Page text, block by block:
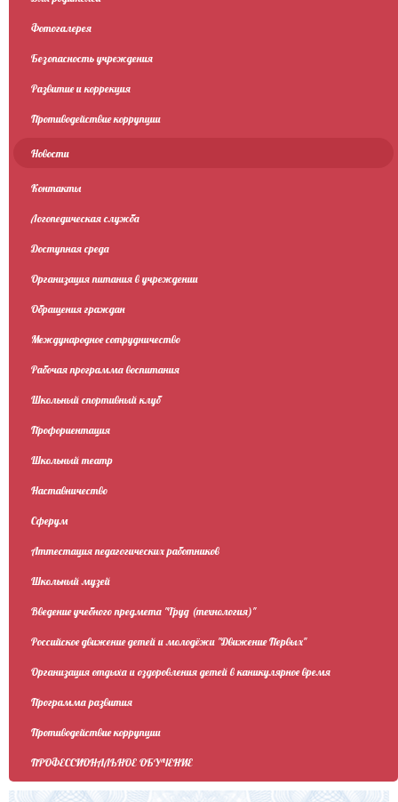
Фотогалерея
Безопасность учреждения
Развитие и коррекция
Противодействие коррупции
Новости
Контакты
Логопедическая служба
Доступная среда
Организация питания в учреждении
Обращения граждан
Международное сотрудничество
Рабочая программа воспитания
Школьный спортивный клуб
Профориентация
Школьный театр
Наставничество
Сферум
Аттестация педагогических работников
Школьный музей
Введение учебного предмета "Труд (технология)"
Российское движение детей и молодёжи "Движение Первых"
Организация отдыха и оздоровления детей в каникулярное время
Программа развития
Противодействие коррупции
ПРОФЕССИОНАЛЬНОЕ ОБУЧЕНИЕ